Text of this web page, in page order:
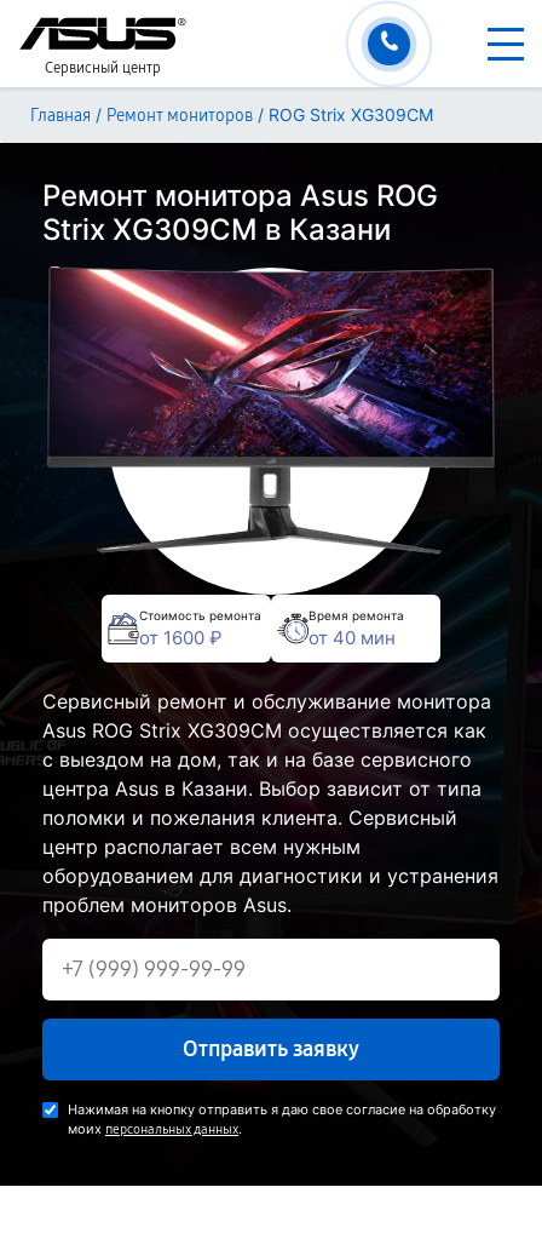
Сервисный центр
Главная / Ремонт мониторов / ROG Strix XG309CM
Ремонт монитора Asus ROG
Strix XG309CM в Казани
Стоимость ремонта
от 1600 ₽
Время ремонта
от 40 мин
Сервисный ремонт и обслуживание монитора
Asus ROG Strix XG309CM осуществляется как
с выездом на дом, так и на базе сервисного
центра Asus в Казани. Выбор зависит от типа
поломки и пожелания клиента. Сервисный
центр располагает всем нужным
оборудованием для диагностики и устранения
проблем мониторов Asus.
Отправить заявку
Нажимая на кнопку отправить я даю свое согласие на обработку
моих персональных данных.